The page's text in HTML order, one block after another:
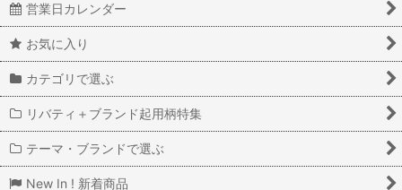
営業日カレンダー
お気に入り
カテゴリで選ぶ
リバティ＋ブランド起用柄特集
テーマ・ブランドで選ぶ
New In ! 新着商品